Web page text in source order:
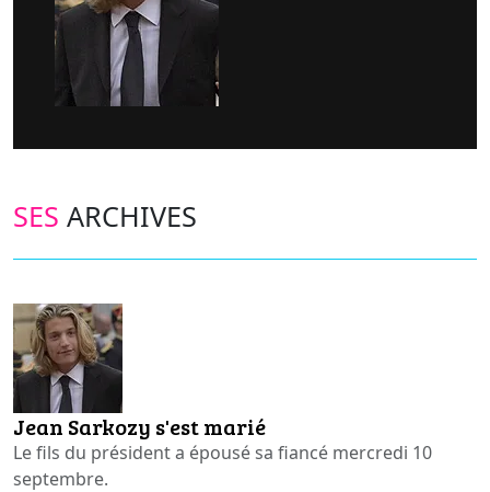
SES ARCHIVES
Jean Sarkozy s'est marié
Le fils du président a épousé sa fiancé mercredi 10
septembre.